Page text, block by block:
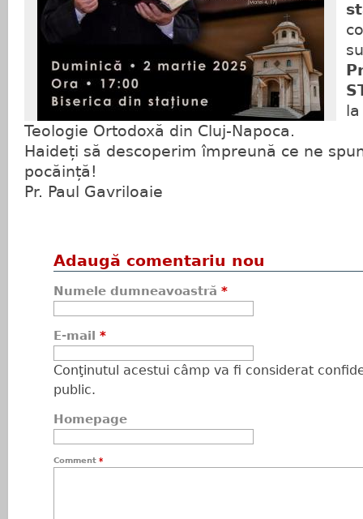
Teologie Ortodoxă din Cluj-Napoca.
Haideți să descoperim împreună ce ne
pocăință!
Pr. Paul Gavriloaie
Adaugă comentariu nou
Numele dumneavoastră *
E-mail *
Conţinutul acestui câmp va fi considerat
public.
Homepage
Comment *